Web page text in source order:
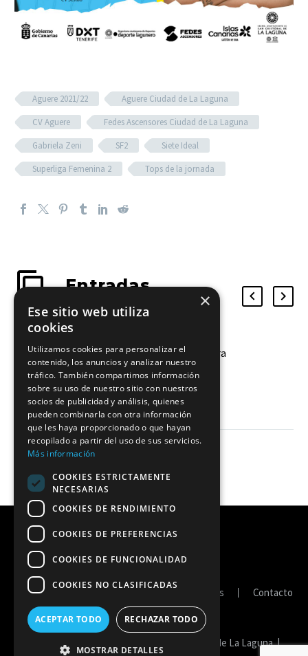
Aguere 2021/22
Aguere Ciudad de La Laguna
CV Aguere
Fedes Ascensores Ciudad de La Laguna
Gabriela Zeni
SF2
Siete Ideal
Superliga Femenina 2
Tops de la jornada
Entradas
relacionadas
Debut brillante en el Ríos Tejera
Victoria por la vía rápida de las
guerreras aurinegras ante el Xátiva
3-0 (25-18/25-21/26-24).
12 Oct 2019
Portal de transparencia Política de cookies Contacto
Copyright © 2026 Fedes Ascensores Ciudad de La Laguna. |
×
Ese sitio web utiliza
cookies
Utilizamos cookies para personalizar el
contenido, los anuncios y analizar nuestro
tráfico. También compartimos información
sobre su uso de nuestro sitio con nuestros
socios de publicidad y análisis, quienes
pueden combinarla con otra información
que les haya proporcionado o que hayan
recopilado a partir del uso de sus servicios.
Más información
COOKIES ESTRICTAMENTE
NECESARIAS
COOKIES DE RENDIMIENTO
COOKIES DE PREFERENCIAS
COOKIES DE FUNCIONALIDAD
COOKIES NO CLASIFICADAS
ACEPTAR TODO RECHAZAR TODO
MOSTRAR DETALLES